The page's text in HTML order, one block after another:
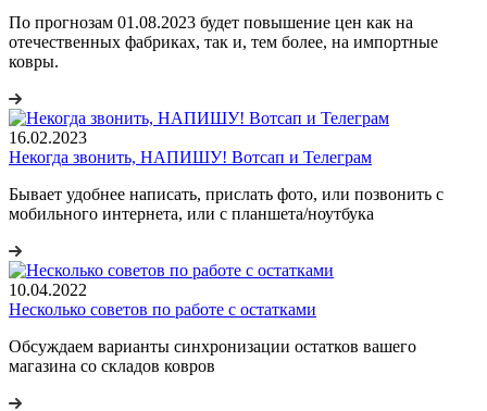
По прогнозам 01.08.2023 будет повышение цен как на
отечественных фабриках, так и, тем более, на импортные
ковры.
16.02.2023
Некогда звонить, НАПИШУ! Вотсап и Телеграм
Бывает удобнее написать, прислать фото, или позвонить с
мобильного интернета, или с планшета/ноутбука
10.04.2022
Несколько советов по работе с остатками
Обсуждаем варианты синхронизации остатков вашего
магазина со складов ковров